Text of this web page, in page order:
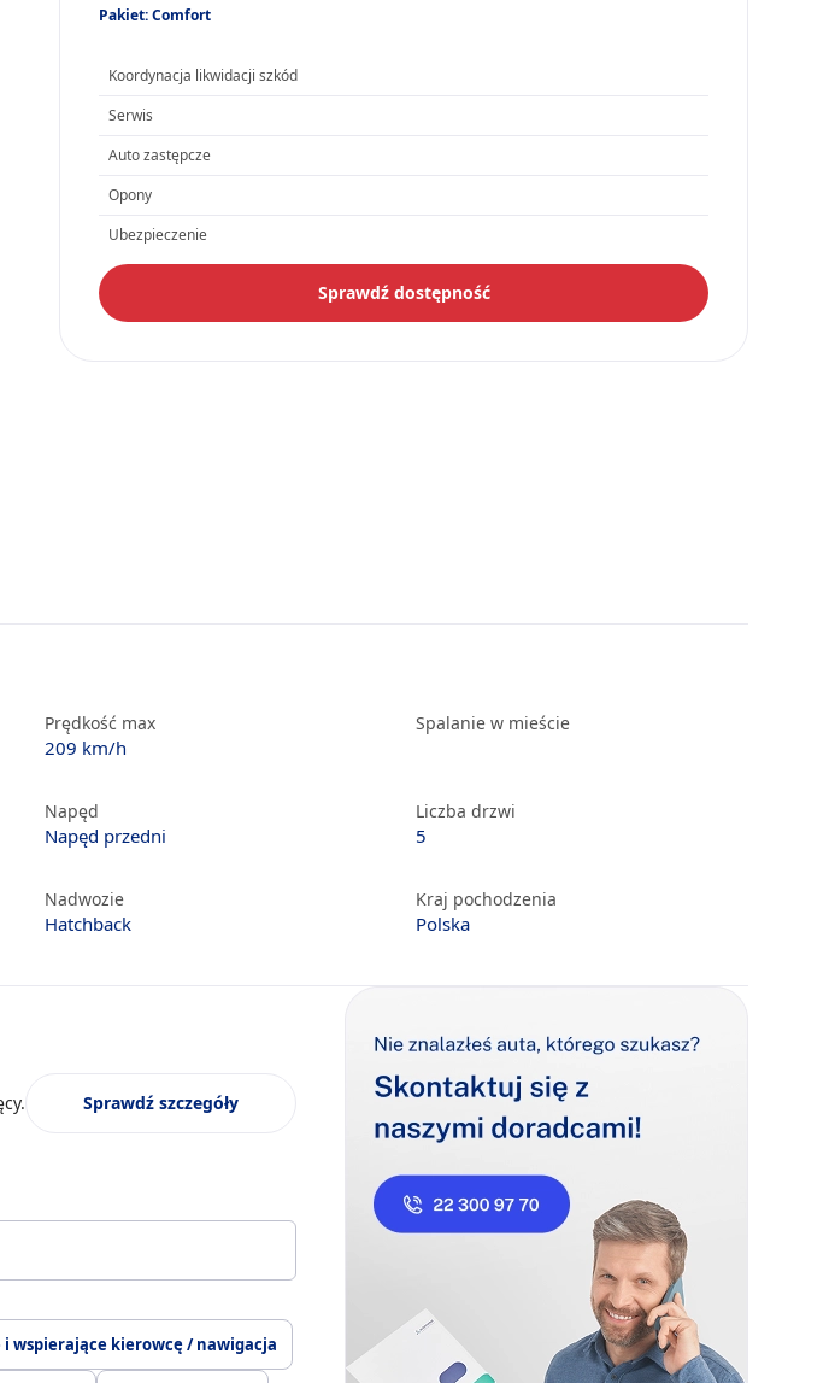
Pakiet: Comfort
Koordynacja likwidacji szkód
Serwis
Auto zastępcze
Opony
Ubezpieczenie
Sprawdź dostępność
Prędkość max
209 km/h
Spalanie w mieście
Napęd
Napęd przedni
Liczba drzwi
5
Nadwozie
Hatchback
Kraj pochodzenia
Polska
Sprawdź szczegóły
wspierające kierowcę / nawigacja